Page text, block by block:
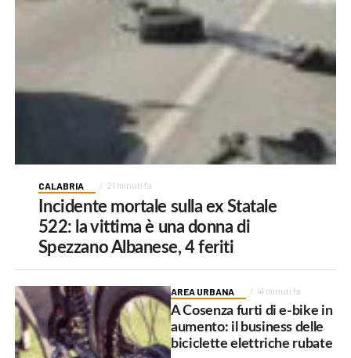
CALABRIA 21 minuti fa
Incidente mortale sulla ex Statale
522: la vittima è una donna di
Spezzano Albanese, 4 feriti
AREA URBANA 41 minuti fa
A Cosenza furti di e-bike in
aumento: il business delle
biciclette elettriche rubate